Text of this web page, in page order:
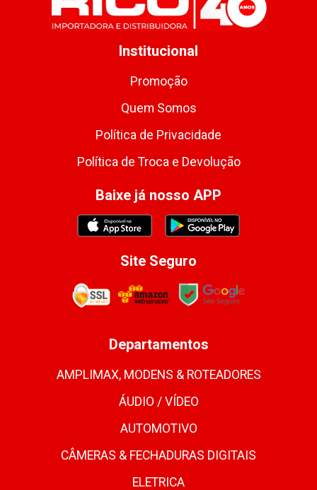
Institucional
Promoção
Quem Somos
Política de Privacidade
Política de Troca e Devolução
Baixe já nosso APP
Site Seguro
Departamentos
AMPLIMAX, MODENS & ROTEADORES
ÁUDIO / VÍDEO
AUTOMOTIVO
CÂMERAS & FECHADURAS DIGITAIS
ELETRICA